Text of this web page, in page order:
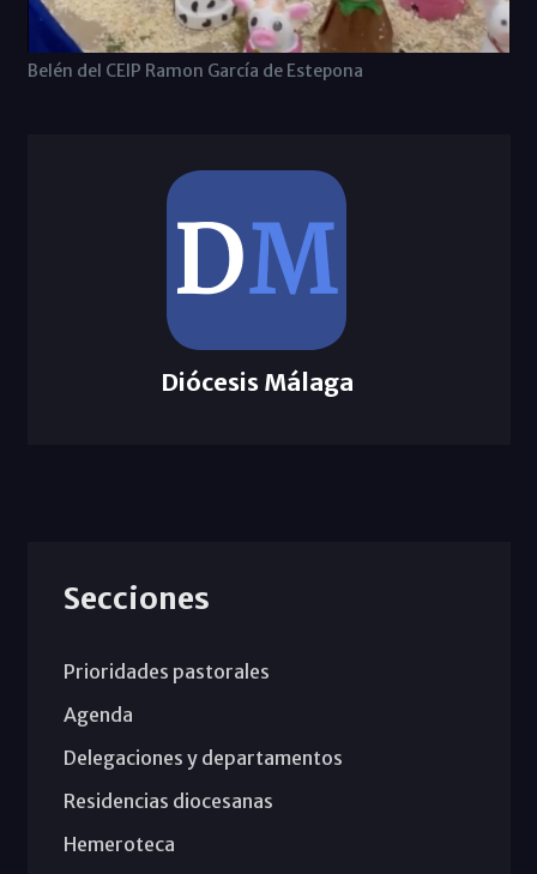
Belén del CEIP Ramon García de Estepona
Diócesis Málaga
Secciones
Prioridades pastorales
Agenda
Delegaciones y departamentos
Residencias diocesanas
Hemeroteca